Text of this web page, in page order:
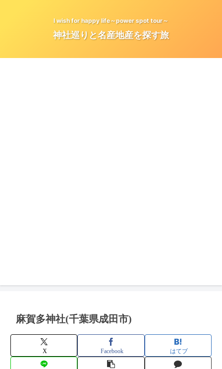
I wish for happy life～power spot tour～
神社巡りと名産地産を探す旅
麻賀多神社(千葉県成田市)
X Facebook はてブ